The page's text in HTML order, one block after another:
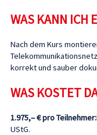
WAS KANN ICH
Nach dem Kurs
korrekt und sauber
WAS KOSTET
1.975,– € pro
UStG.